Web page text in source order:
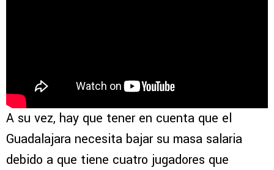
A su vez, hay que tener en cuenta que el
Guadalajara necesita bajar su masa salaria
debido a que tiene cuatro jugadores que